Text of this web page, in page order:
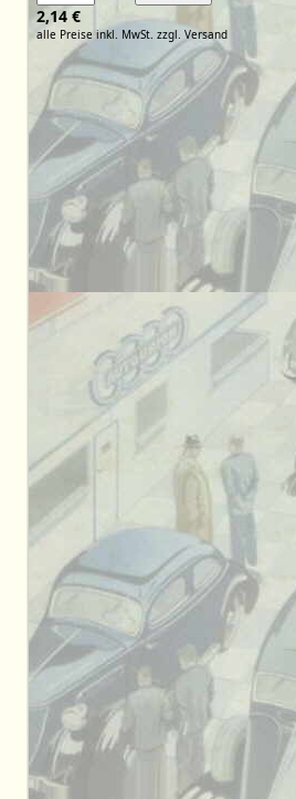
2,14 €
alle Preise inkl. MwSt. zzgl. Versand